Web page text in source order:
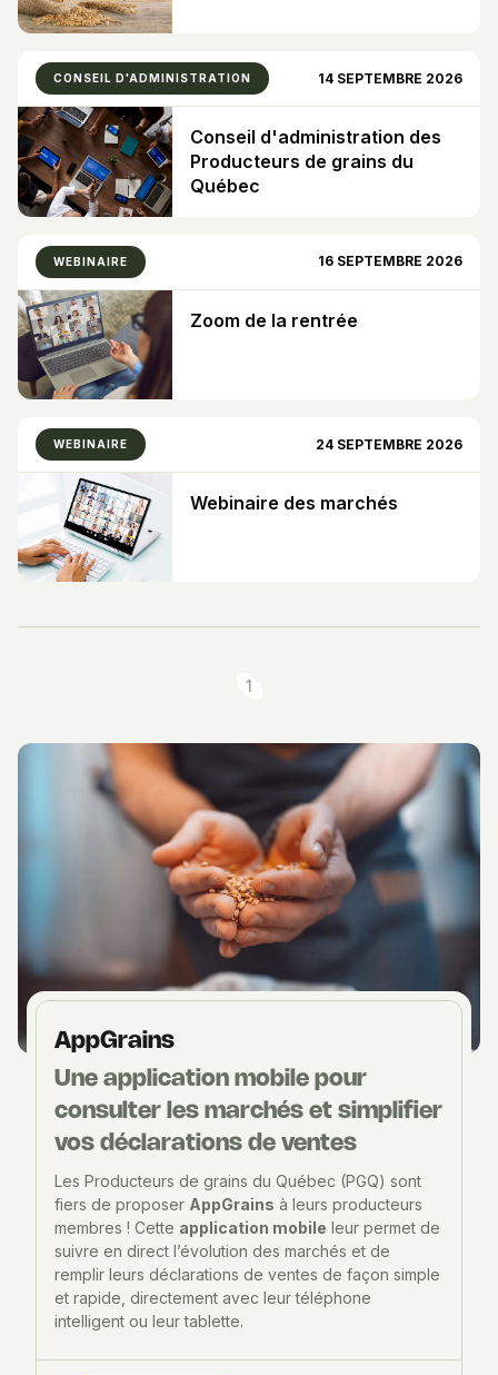
CONSEIL D'ADMINISTRATION 14 SEPTEMBRE 2026
Conseil d'administration des
Producteurs de grains du
Québec
WEBINAIRE 16 SEPTEMBRE 2026
Zoom de la rentrée
WEBINAIRE 24 SEPTEMBRE 2026
Webinaire des marchés
1
AppGrains
Une application mobile pour
consulter les marchés et simplifier
vos déclarations de ventes
Les Producteurs de grains du Québec (PGQ) sont
fiers de proposer AppGrains à leurs producteurs
membres ! Cette application mobile leur permet de
suivre en direct l’évolution des marchés et de
remplir leurs déclarations de ventes de façon simple
et rapide, directement avec leur téléphone
intelligent ou leur tablette.